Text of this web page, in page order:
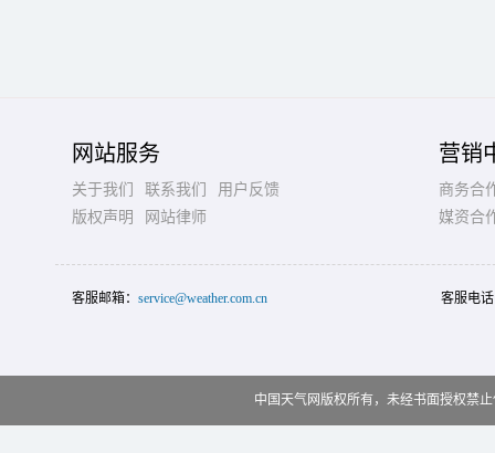
网站服务
关于我们 联系我们
用户反馈
版权声明
网站律师
营销
商务合
媒资合
客服邮箱： service@weather.com.cn 客服电
中国天气网版权所有，未经书面授权